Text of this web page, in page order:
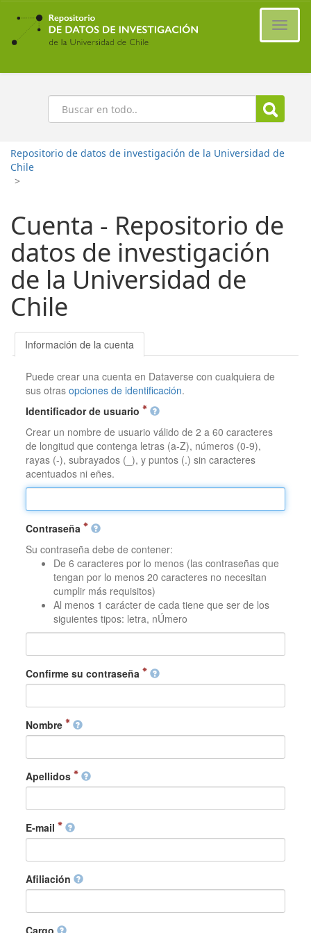
Ir
contenido
principal
Buscar
Repositorio de datos de investigación de la Universidad de
Chile
>
Cuenta - Repositorio de
datos de investigación
de la Universidad de
Chile
Información de la cuenta
Puede crear una cuenta en Dataverse con cualquiera de
sus otrasopciones de identificación.
Identificador de usuario
Crear un nombre de usuario válido de 2 a 60 caracteres
de longitud que contenga letras (a-Z), números (0-9),
rayas (-), subrayados (_), y puntos (.) sin caracteres
acentuados ni eñes.
Contraseña
Su contraseña debe de contener:
De 6 caracteres por lo menos (las contraseñas que
tengan por lo menos 20 caracteres no necesitan
cumplir más requisitos)
Al menos 1 carácter de cada tiene que ser de los
siguientes tipos: letra, nÚmero
Confirme su contraseña
Nombre
Apellidos
E-mail
Afiliación
Cargo